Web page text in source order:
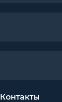
Контакты